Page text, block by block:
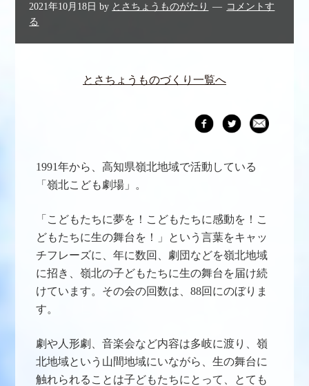
2021年10月18日 by とさちょうものがたり
コメントす
る
とさちょうものづくり一覧へ
1991年から、高知県嶺北地域で活動している
「嶺北こども劇場」。
「こどもたちに夢を！こどもたちに感動を！こ
どもたちに生の舞台を！」という言葉をキャッ
チフレーズに、年に数回、劇団などを嶺北地域
に招き、嶺北の子どもたちに生の舞台を届け続
けています。その会の回数は、88回にのぼりま
す。
劇や人形劇、音楽会など内容は多岐に渡り、嶺
北地域という山間地域にいながら、生の舞台に
触れられることは子どもたちにとって、 とても